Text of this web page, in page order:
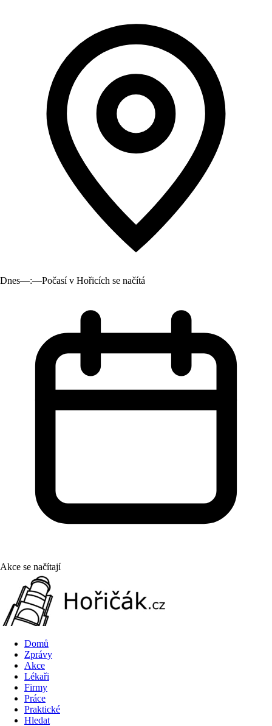
Dnes—:—Počasí v Hořicích se načítá
Akce se načítají
Domů
Zprávy
Akce
Lékaři
Firmy
Práce
Praktické
Hledat